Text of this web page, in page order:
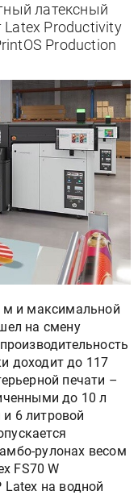
латексный
Latex Productivity
Production
м и максимальной
на смену
доходит до 117
печати –
до 10 л
6 литровой
рулонах весом
FS70 W
Latex на водной